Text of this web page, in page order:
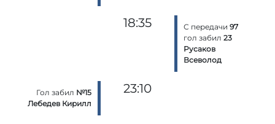
18:35 С передачи 97
гол забил 23
Русаков
Всеволод
Гол забил №15
Лебедев Кирилл
23:10